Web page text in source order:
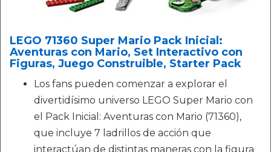
LEGO 71360 Super Mario Pack Inicial:
Aventuras con Mario, Set Interactivo con
Figuras, Juego Construible, Starter Pack
Los fans pueden comenzar a explorar el
divertidísimo universo LEGO Super Mario con
el Pack Inicial: Aventuras con Mario (71360),
que incluye 7 ladrillos de acción que
interactúan de distintas maneras con la figura